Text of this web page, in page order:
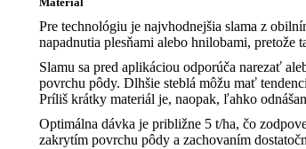
Pre technológiu je najvhodnejšia slama z
napadnutia plesňami alebo hnilobami,
Slamu sa pred aplikáciou odporúča narezať
povrchu pôdy. Dlhšie steblá môžu mať
Príliš krátky materiál je, naopak, ľahko
Optimálna dávka je približne 5 t/ha, čo
zakrytím povrchu pôdy a zachovaním